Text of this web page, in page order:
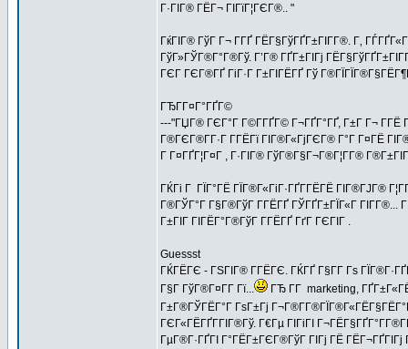
Г·ГІГ® ГЁГ¬ ГІГїГ¦ГЄГ®.. "
ГќГІГ® ГўГ Г¬ Г­ГҐ ГЁГ§ГўГҐГ±ГІГ­Г®. Г‚
ГўГ»ГЎГ®Г°Г®Гў. Г’Г® ГҐГ±ГІГј
ГЄГ ГЄГ®ГҐ ГіГ·Г Г±ГІГЁГҐ Гў
ГЂГ­Г¤Г°ГҐГ©
---"ГЏГ® ГЄГ°Г Г©Г­ГҐГ© Г¬ГҐГ°ГҐ, Г±Г Г¬ Г­ГЁ
Г®ГЄГ®Г­Г·Г Г­ГЁГї ГІГ®Г«ГјГЄГ® Г°Г Г¤ГЁ
Г Г¤ГҐГ¦Г¤Г , Г·ГІГ® ГўГ®Г§Г¬Г®Г¦Г­Г® Г®Г±ГІГ
ГЌГі Г ГЇГ°ГЁ ГЇГ®Г«ГіГ·ГҐГ­ГЁГЁ ГІГ®ГЈГ®
Г®ГЎГ°Г Г§Г®ГўГ Г­ГЁГҐ ГЎГҐГ±ГЇГ«Г ГІГ­Г®...
Г±ГІГ ГІГЁГ°Г®ГўГ Г­ГЁГҐ ГґГ ГЄГІГ .
Guessst
ГЌГЁГЄ - ГЅГІГ® Г­ГЁГЄ. ГЌГҐ Г§Г­Г Гѕ
Г§Г ГўГ®Г¤Г­Г Гї...
ГЂ Г­Г marketing,
Г±Г®ГЎГЁГ°Г ГѕГ±Гј
ГЄГ«ГЁГҐГ­ГІГ®Гў. Г€Гµ ГІГіГІ
ГµГ®Г·ГҐГІ Г°ГЁГ±ГЄГ®ГўГ ГІГј ГЁ